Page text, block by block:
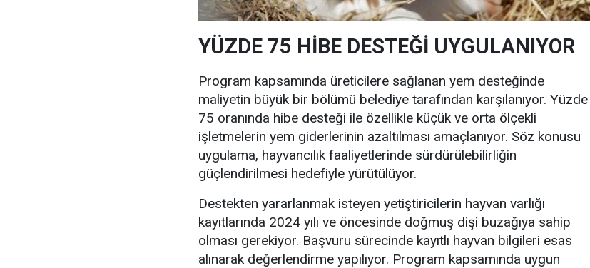
YÜZDE 75 HİBE DESTEĞİ UYGULANIYOR
Program kapsamında üreticilere sağlanan yem desteğinde
maliyetin büyük bir bölümü belediye tarafından karşılanıyor. Yüzde
75 oranında hibe desteği ile özellikle küçük ve orta ölçekli
işletmelerin yem giderlerinin azaltılması amaçlanıyor. Söz konusu
uygulama, hayvancılık faaliyetlerinde sürdürülebilirliğin
güçlendirilmesi hedefiyle yürütülüyor.
Destekten yararlanmak isteyen yetiştiricilerin hayvan varlığı
kayıtlarında 2024 yılı ve öncesinde doğmuş dişi buzağıya sahip
olması gerekiyor. Başvuru sürecinde kayıtlı hayvan bilgileri esas
alınarak değerlendirme yapılıyor. Program kapsamında uygun